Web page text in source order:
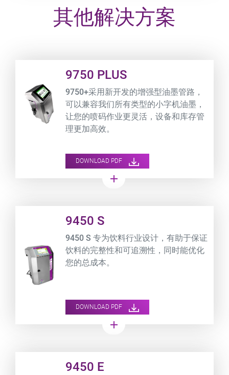
其他解决方案
9750 PLUS
9750+采用新开发的增强型油墨管路，
可以兼容我们所有类型的小字机油墨，
让您的喷码作业更灵活，设备和库存管
理更加高效。
DOWNLOAD PDF
add
9450 S
9450 S 专为饮料行业设计，有助于保证
饮料的完整性和可追溯性，同时能优化
您的总成本。
DOWNLOAD PDF
add
9450 E